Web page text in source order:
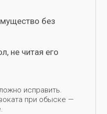
без
не читая его
исправить.
при обыске —